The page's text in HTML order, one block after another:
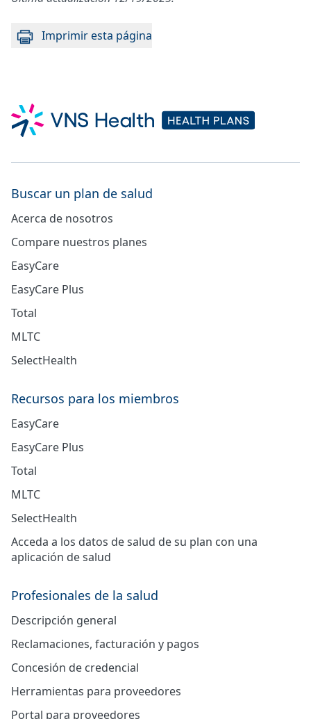
Imprimir esta página
Buscar un plan de salud
Acerca de nosotros
Compare nuestros planes
EasyCare
EasyCare Plus
Total
MLTC
SelectHealth
Recursos para los miembros
EasyCare
EasyCare Plus
Total
MLTC
SelectHealth
Acceda a los datos de salud de su plan con una
aplicación de salud
Profesionales de la salud
Descripción general
Reclamaciones, facturación y pagos
Concesión de credencial
Herramientas para proveedores
Portal para proveedores